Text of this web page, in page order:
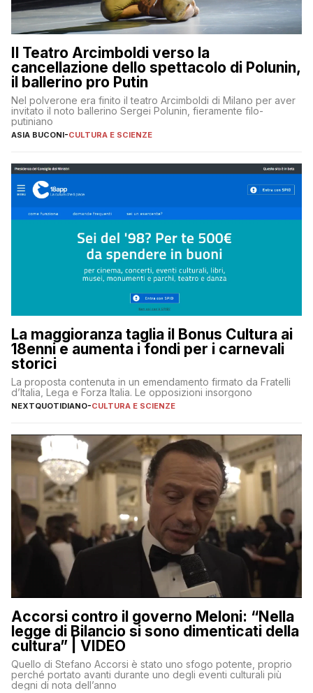
Il Teatro Arcimboldi verso la
cancellazione dello spettacolo di Polunin,
il ballerino pro Putin
Nel polverone era finito il teatro Arcimboldi di Milano per aver
invitato il noto ballerino Sergei Polunin, fieramente filo-
putiniano
ASIA BUCONI-CULTURA E SCIENZE
La maggioranza taglia il Bonus Cultura ai
18enni e aumenta i fondi per i carnevali
storici
La proposta contenuta in un emendamento firmato da Fratelli
d’Italia, Lega e Forza Italia. Le opposizioni insorgono
NEXTQUOTIDIANO-CULTURA E SCIENZE
Accorsi contro il governo Meloni: “Nella
legge di Bilancio si sono dimenticati della
cultura” | VIDEO
Quello di Stefano Accorsi è stato uno sfogo potente, proprio
perché portato avanti durante uno degli eventi culturali più
degni di nota dell’anno